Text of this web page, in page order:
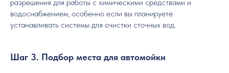
разрешения для работы с химическими средствами и
водоснабжением, особенно если вы планируете
устанавливать системы для очистки сточных вод.
Шаг 3. Подбор места для автомойки